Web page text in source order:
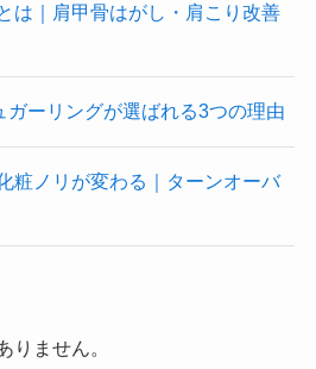
は｜肩甲骨はがし・肩こり改善
ガーリングが選ばれる3つの理由
粧ノリが変わる｜ターンオーバ
りません。